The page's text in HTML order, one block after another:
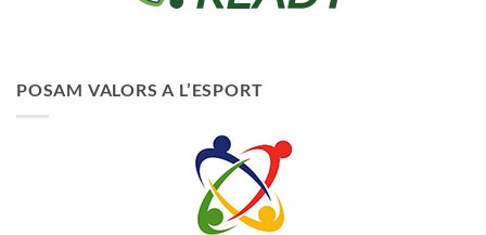
POSAM VALORS A L’ESPORT